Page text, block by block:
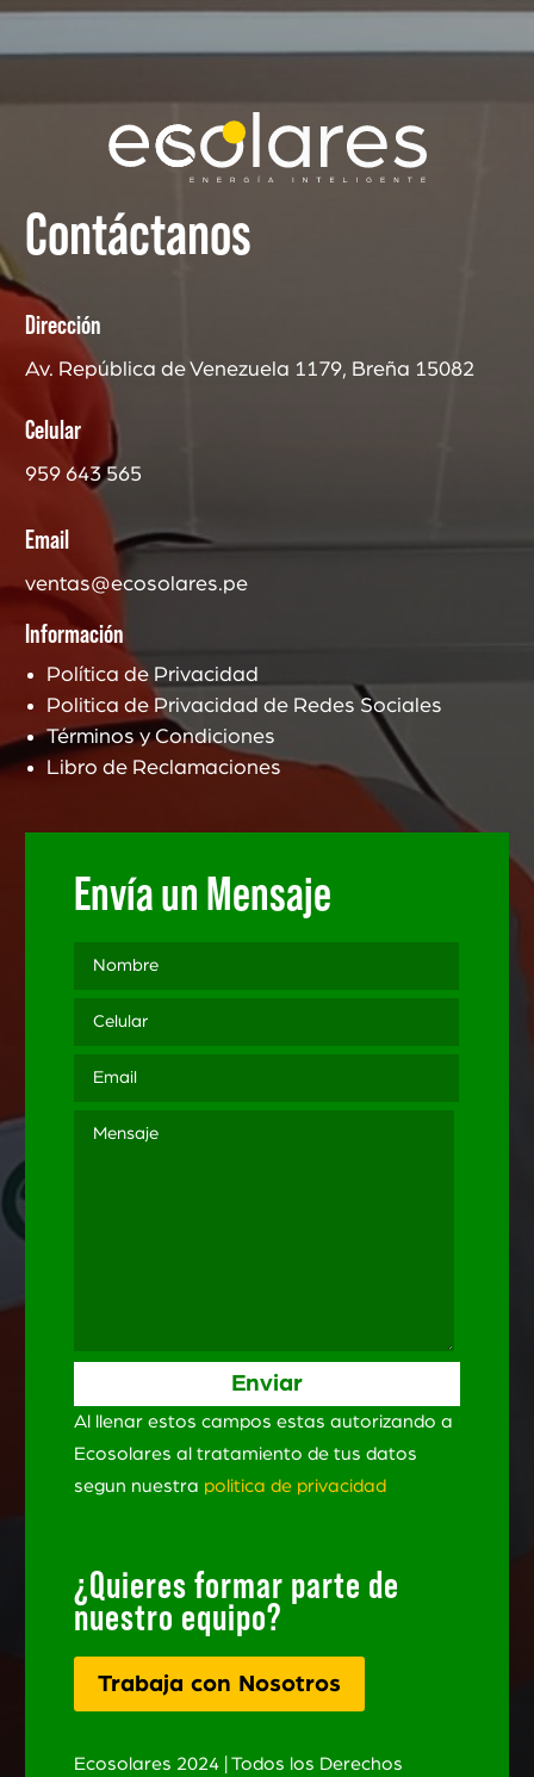
Contáctanos
Dirección
Av. República de Venezuela 1179, Breña 15082
Celular
959 643 565
Email
ventas@ecosolares.pe
Información
Política de Privacidad
Politica de Privacidad de Redes Sociales
Términos y Condiciones
Libro de Reclamaciones
Envía un Mensaje
Al llenar estos campos estas autorizando a
Ecosolares al tratamiento de tus datos
segun nuestra politica de privacidad
¿Quieres formar parte de
nuestro equipo?
Trabaja con Nosotros
Ecosolares 2024 | Todos los Derechos